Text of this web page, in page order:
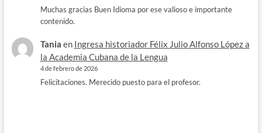
Muchas gracias Buen Idioma por ese valioso e importante
contenido.
Tania en Ingresa historiador Félix Julio Alfonso López a
la Academia Cubana de la Lengua
4 de febrero de 2026
Felicitaciones. Merecido puesto para el profesor.